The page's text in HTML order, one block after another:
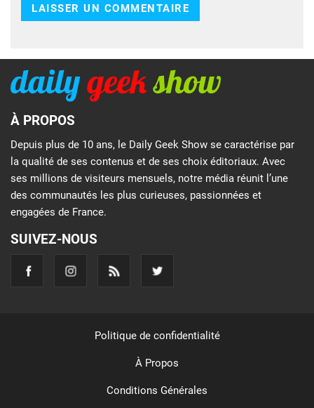
À PROPOS
Depuis plus de 10 ans, le Daily Geek Show se caractérise par
la qualité de ses contenus et de ses choix éditoriaux. Avec
ses millions de visiteurs mensuels, notre média réunit l’une
des communautés les plus curieuses, passionnées et
engagées de France.
SUIVEZ-NOUS
Politique de confidentialité
À Propos
Conditions Générales